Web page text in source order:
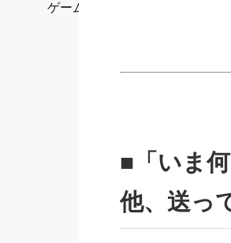
ゲーム
■「いま
他、送っ